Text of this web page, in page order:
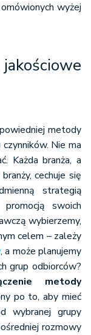
wyżej
metody
Nie ma
Każda branża, a
cechuje się
strategią
swoich
wybierzemy,
celem – zależy
, a może planujemy
grup odbiorców?
metody
po to, aby mieć
wybranej grupy
rozmowy